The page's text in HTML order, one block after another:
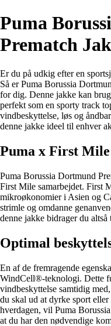
Puma
Prematch
Er du på udkig efter en
Så er Puma Borussia
for dig. Denne jakke kan
perfekt som en sporty track
vindbeskyttelse, løs og
denne jakke ideel til enhver
Puma x First
Puma Borussia Dortmund
First Mile samarbejdet. First
mikroøkonomier i Asien og
strimle og omdanne
denne jakke bidrager du
Optimal
En af de fremragende
WindCell®-teknologi. Dette
vindbeskyttelse samtidig
du skal ud at dyrke sport
hverdagen, vil Puma
at du har den nødvendige